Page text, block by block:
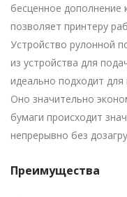
бесценное дополнение
позволяет принтеру
Устройство рулонной
из устройства для
идеально подходит
Оно значительно
бумаги происходит
непрерывно без
Преимущества